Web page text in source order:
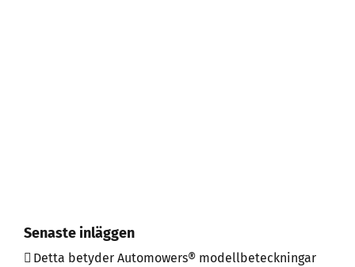
Senaste inläggen
Detta betyder Automowers® modellbeteckningar